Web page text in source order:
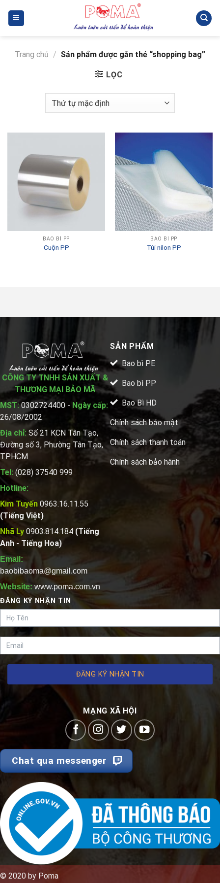
Trang chủ / Sản phẩm được gắn thẻ “shopping bag”
LỌC
BAO BÌ PP
Cuộn PP
BAO BÌ PP
Túi nilon PP
CÔNG TY TNHH SẢN XUẤT &
THƯƠNG MẠI BẢO MÃ
MST:0302724400 - Ngày cấp:
26/08/2002
Địa chỉ: Số 21 KCN Tân Tạo,
Đường số 3, Phường Tân Tạo,
TP.HCM
Tel: (028) 37540 999
Hotline:
Kim Tuyến 0963.16.11.55
(Tiếng Việt)
Nhã Ly 0903.814.184 (Tiếng
Anh - Tiếng Hoa)
Email:
baobibaoma@gmail.com
Website:www.poma.com.vn
SẢN PHẨM
Bao bì PE
Bao bì PP
Bao Bì HD
Chính sách bảo mật
Chính sách thanh toán
Chính sách bảo hành
ĐĂNG KÝ NHẬN TIN
ĐĂNG KÝ NHẬN TIN
MẠNG XÃ HỘI
Chat qua messenger
© 2020 by Poma